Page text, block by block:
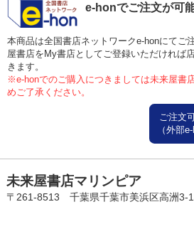
e-honでご注文が可
本商品は全国書店ネットワークe-honにてご
屋書店をMy書店としてご登録いただければ
きます。
※e-honでのご購入につきましては未来屋書
めご了承ください。
ご注文
（外部
未来屋書店マリンピア
〒261-8513 千葉県千葉市美浜区高洲3-